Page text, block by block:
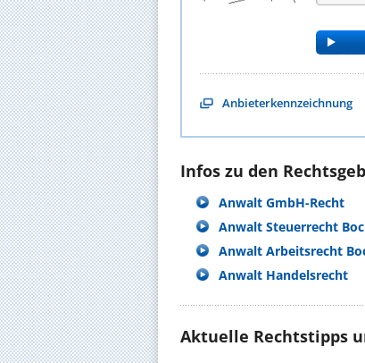
Anbieterkennzeichnung
Infos zu den
Anwalt GmbH-Recht
Anwalt Steuerrecht
Anwalt Arbeitsrecht
Anwalt Handelsrecht
Aktuelle Rechtstipps